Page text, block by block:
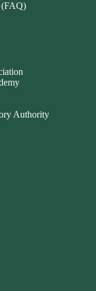
(FAQ)
Authority